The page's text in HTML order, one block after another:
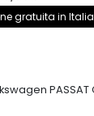
prezzo
attuale
gratuita in Italia